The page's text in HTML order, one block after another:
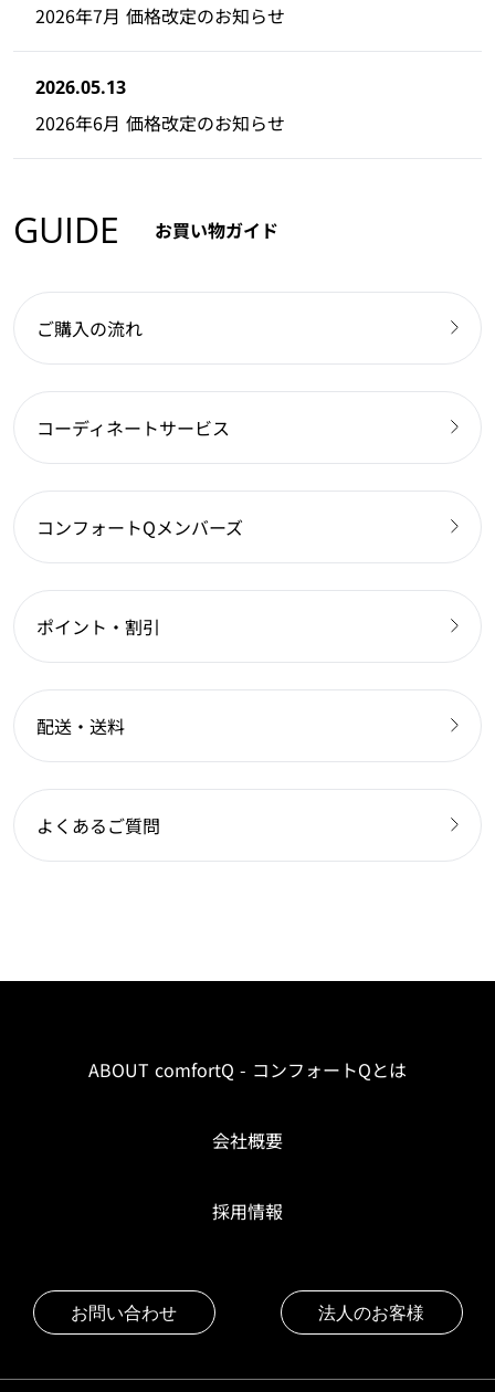
2026年7月 価格改定のお知らせ
2026.05.13
2026年6月 価格改定のお知らせ
GUIDE お買い物ガイド
ご購入の流れ
コーディネートサービス
コンフォートQメンバーズ
ポイント・割引
配送・送料
よくあるご質問
ABOUT comfortQ - コンフォートQとは
会社概要
採用情報
お問い合わせ 法人のお客様